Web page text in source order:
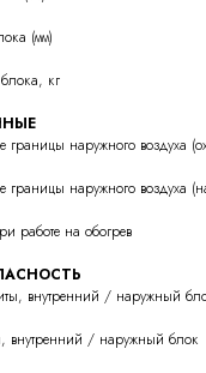
(мм)
блока, кг
границы наружного воздуха
границы наружного воздуха
работе на обогрев
внутренний / наружный
внутренний / наружный блок